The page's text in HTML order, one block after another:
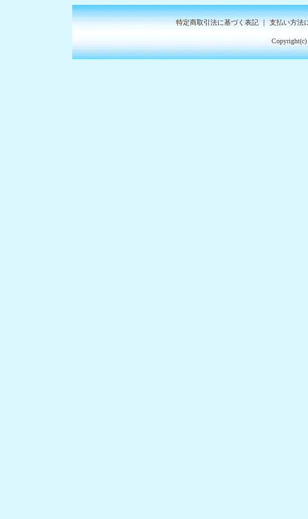
特定商取引法に基づく表記｜支払い方法